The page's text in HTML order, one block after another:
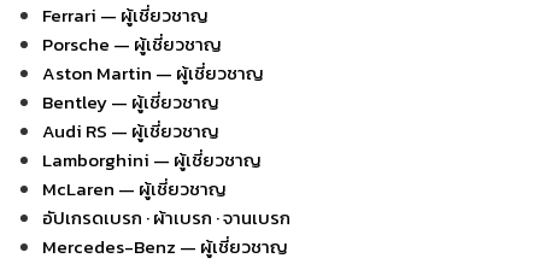
Ferrari — ผู้เชี่ยวชาญ
Porsche — ผู้เชี่ยวชาญ
Aston Martin — ผู้เชี่ยวชาญ
Bentley — ผู้เชี่ยวชาญ
Audi RS — ผู้เชี่ยวชาญ
Lamborghini — ผู้เชี่ยวชาญ
McLaren — ผู้เชี่ยวชาญ
อัปเกรดเบรก · ผ้าเบรก · จานเบรก
Mercedes-Benz — ผู้เชี่ยวชาญ